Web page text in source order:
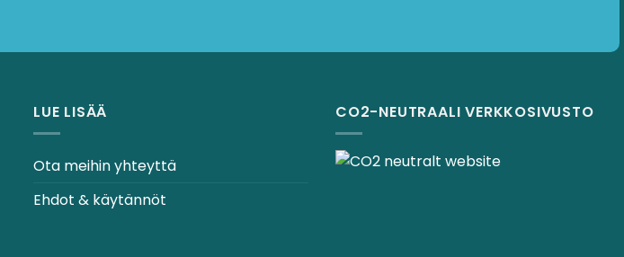
LUE LISÄÄ
Ota meihin yhteyttä
Ehdot & käytännöt
CO2-NEUTRAALI VERKKOSIVUSTO